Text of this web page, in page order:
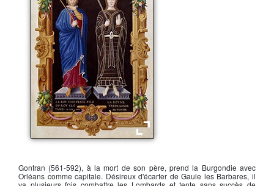
Gontran (561-592), à la mort de son père, prend la Burgondie avec
Orléans comme capitale. Désireux d'écarter de Gaule les Barbares, il